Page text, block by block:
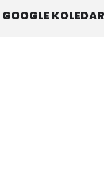
GOOGLE KOLEDAR